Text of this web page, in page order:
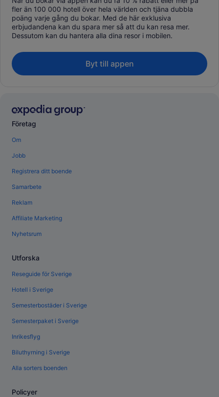
fler än 100 000 hotell över hela världen och tjäna dubbla
poäng varje gång du bokar. Med de här exklusiva
erbjudandena kan du spara mer så att du kan resa mer.
Dessutom kan du hantera alla dina resor i mobilen.
Byt till appen
Företag
Om
Jobb
Registrera ditt boende
Samarbete
Reklam
Affiliate Marketing
Nyhetsrum
Utforska
Reseguide för Sverige
Hotell i Sverige
Semesterbostäder i Sverige
Semesterpaket i Sverige
Inrikesflyg
Biluthyrning i Sverige
Alla sorters boenden
Policyer